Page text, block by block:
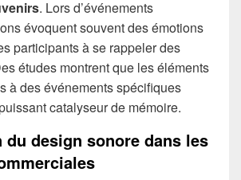
. Lors d’événements
évoquent souvent des émotions
participants à se rappeler des
études montrent que les éléments
à des événements spécifiques
catalyseur de mémoire.
du design sonore dans les